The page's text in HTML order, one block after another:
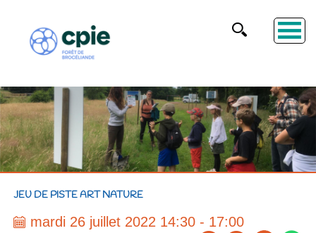
JEU DE PISTE ART NATURE
mardi 26 juillet 2022 14:30 - 17:00